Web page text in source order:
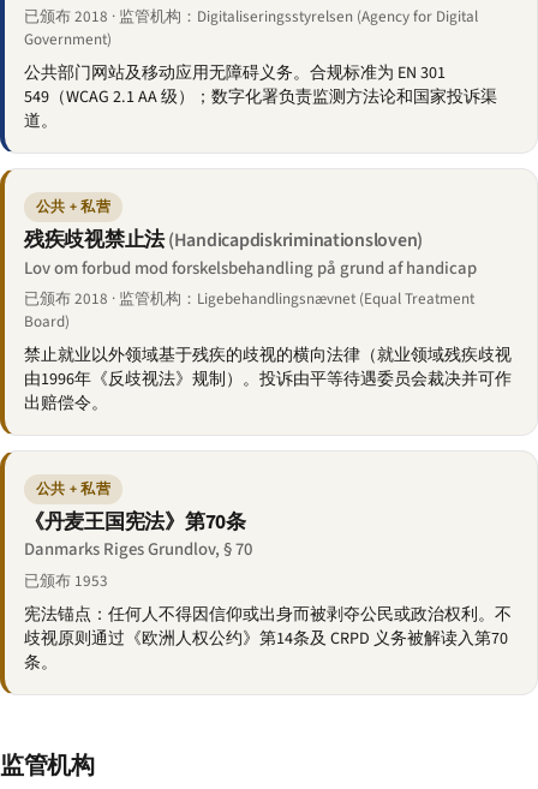
已颁布 2018 · 监管机构：Digitaliseringsstyrelsen (Agency for Digital
Government)
公共部门网站及移动应用无障碍义务。合规标准为 EN 301
549（WCAG 2.1 AA 级）；数字化署负责监测方法论和国家投诉渠
道。
公共 + 私营
残疾歧视禁止法(Handicapdiskriminationsloven)
Lov om forbud mod forskelsbehandling på grund af handicap
已颁布 2018 · 监管机构：Ligebehandlingsnævnet (Equal Treatment
Board)
禁止就业以外领域基于残疾的歧视的横向法律（就业领域残疾歧视
由1996年《反歧视法》规制）。投诉由平等待遇委员会裁决并可作
出赔偿令。
公共 + 私营
《丹麦王国宪法》第70条
Danmarks Riges Grundlov, § 70
已颁布 1953
宪法锚点：任何人不得因信仰或出身而被剥夺公民或政治权利。不
歧视原则通过《欧洲人权公约》第14条及 CRPD 义务被解读入第70
条。
监管机构